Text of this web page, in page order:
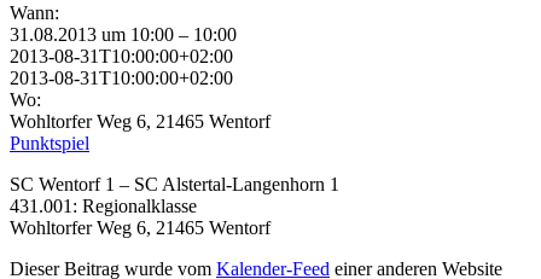
Wann:
31.08.2013 um 10:00 – 10:00
2013-08-31T10:00:00+02:00
2013-08-31T10:00:00+02:00
Wo:
Wohltorfer Weg 6, 21465 Wentorf
Punktspiel
SC Wentorf 1 – SC Alstertal-Langenhorn 1
431.001: Regionalklasse
Wohltorfer Weg 6, 21465 Wentorf
Dieser Beitrag wurde vom Kalender-Feed einer anderen Website